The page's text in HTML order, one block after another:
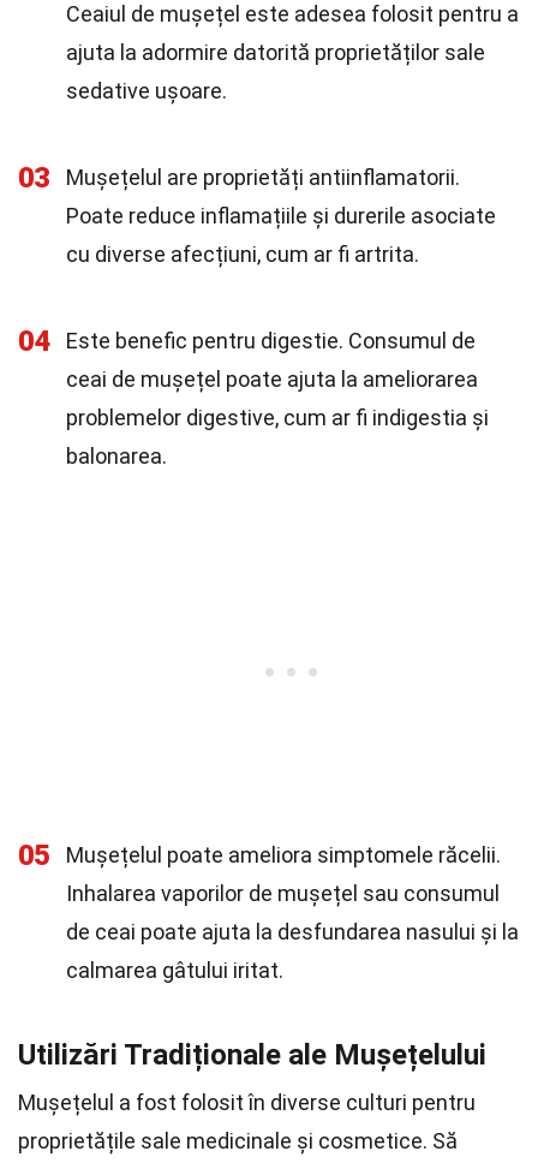
Ceaiul de mușețel este adesea folosit pentru a
ajuta la adormire datorită proprietăților sale
sedative ușoare.
03
Mușețelul are proprietăți antiinflamatorii.
Poate reduce inflamațiile și durerile asociate
cu diverse afecțiuni, cum ar fi artrita.
04
Este benefic pentru digestie. Consumul de
ceai de mușețel poate ajuta la ameliorarea
problemelor digestive, cum ar fi indigestia și
balonarea.
05
Mușețelul poate ameliora simptomele răcelii.
Inhalarea vaporilor de mușețel sau consumul
de ceai poate ajuta la desfundarea nasului și la
calmarea gâtului iritat.
Utilizări Tradiționale ale Mușețelului
Mușețelul a fost folosit în diverse culturi pentru
proprietățile sale medicinale și cosmetice. Să